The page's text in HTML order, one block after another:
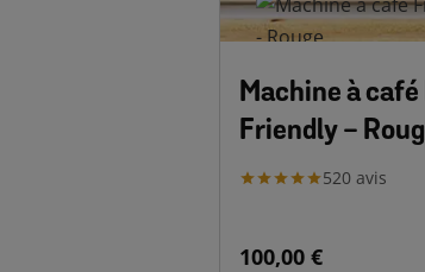
Machine à café
Friendly -
520 avis
100,00 €